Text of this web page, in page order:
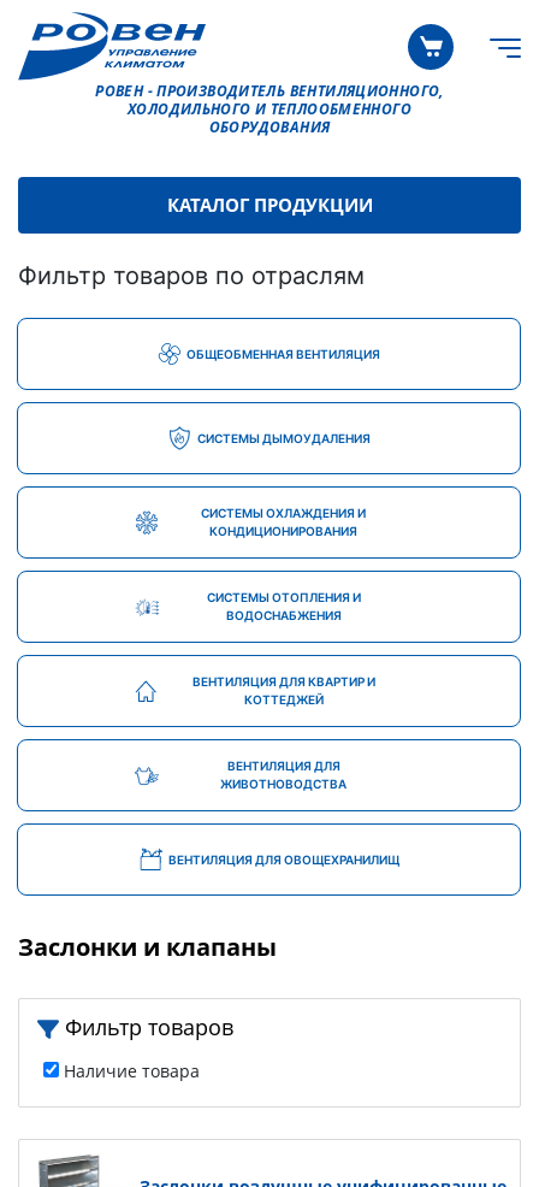
РОВЕН - ПРОИЗВОДИТЕЛЬ ВЕНТИЛЯЦИОННОГО,
ХОЛОДИЛЬНОГО И ТЕПЛООБМЕННОГО
ОБОРУДОВАНИЯ
КАТАЛОГ ПРОДУКЦИИ
Фильтр товаров по отраслям
ОБЩЕОБМЕННАЯ ВЕНТИЛЯЦИЯ
СИСТЕМЫ ДЫМОУДАЛЕНИЯ
СИСТЕМЫ ОХЛАЖДЕНИЯ И
КОНДИЦИОНИРОВАНИЯ
СИСТЕМЫ ОТОПЛЕНИЯ И
ВОДОСНАБЖЕНИЯ
ВЕНТИЛЯЦИЯ ДЛЯ КВАРТИР И
КОТТЕДЖЕЙ
ВЕНТИЛЯЦИЯ ДЛЯ
ЖИВОТНОВОДСТВА
ВЕНТИЛЯЦИЯ ДЛЯ ОВОЩЕХРАНИЛИЩ
Заслонки и клапаны
Фильтр товаров
Наличие товара